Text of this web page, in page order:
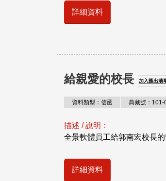
詳細資料
給親愛的校長 加入匯出清
資料類型：信函 典藏號：101-
描述 / 說明：
全景軟體員工給郭南宏校長
詳細資料